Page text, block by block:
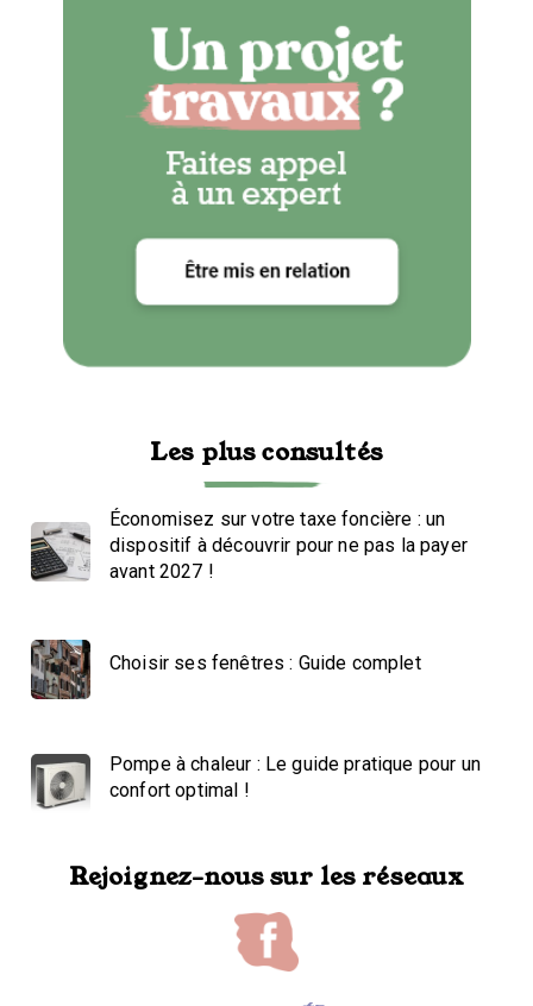
Les plus consultés
Économisez sur votre taxe foncière : un
dispositif à découvrir pour ne pas la payer
avant 2027 !
Choisir ses fenêtres : Guide complet
Pompe à chaleur : Le guide pratique pour un
confort optimal !
Rejoignez-nous sur les réseaux